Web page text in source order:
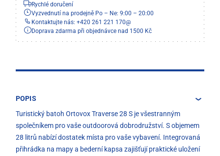
Rychlé doručení
Vyzvednutí na prodejně Po – Ne: 9:00 – 20:00
Kontaktujte nás: +420 261 221 170@
Doprava zdarma při objednávce nad 1500 Kč
POPIS
Turistický batoh Ortovox Traverse 28 S je všestranným
společníkem pro vaše outdoorová dobrodružství. S objemem
28 litrů nabízí dostatek místa pro vaše vybavení. Integrovaná
přihrádka na mapy a bederní kapsa zajišťují praktické uložení